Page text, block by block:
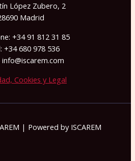
López Zubero, 2
Madrid
+34 91 812 31 85
+34 680 978 536
info@iscarem.com
Cookies y Legal
| Powered by ISCAREM